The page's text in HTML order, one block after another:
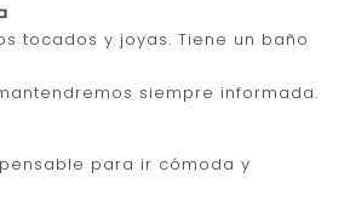
valoración
de un
tocados y joyas. Tiene un baño
siempre informada.
para ir cómoda y